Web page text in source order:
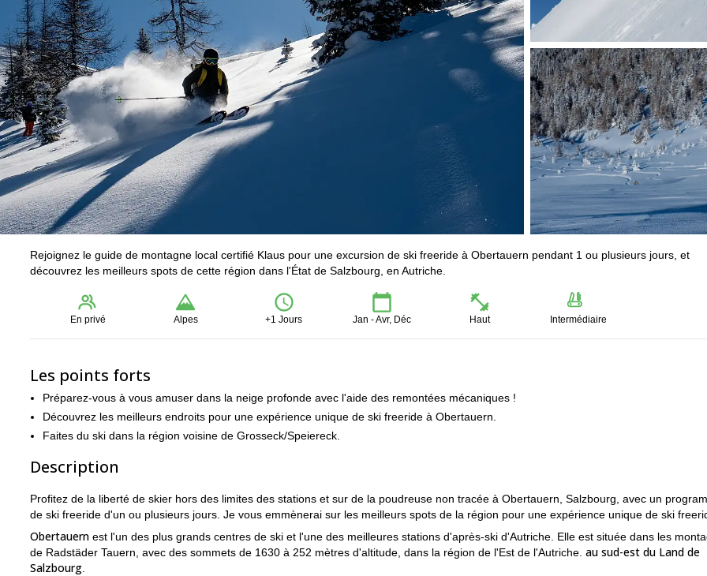
Rejoignez le guide de montagne local certifié Klaus pour une excursion de ski freeride à Obertauern pendant 1 ou plusieurs jours, et
découvrez les meilleurs spots de cette région dans l'État de Salzbourg, en Autriche.
En privé Alpes +1 Jours Jan - Avr, Déc Haut Intermédiaire
Les points forts
Préparez-vous à vous amuser dans la neige profonde avec l'aide des remontées mécaniques !
Découvrez les meilleurs endroits pour une expérience unique de ski freeride à Obertauern.
Faites du ski dans la région voisine de Grosseck/Speiereck.
Description
Profitez de la liberté de skier hors des limites des stations et sur de la poudreuse non tracée à Obertauern, Salzbourg, avec un
de ski freeride d'un ou plusieurs jours. Je vous emmènerai sur les meilleurs spots de la région pour une expérience unique de ski
Obertauern est l'un des plus grands centres de ski et l'une des meilleures stations d'après-ski d'Autriche. Elle est située dans les
de Radstäder Tauern, avec des sommets de 1630 à 252 mètres d'altitude, dans la région de l'Est de l'Autriche. au sud-est du Land de
Salzbourg